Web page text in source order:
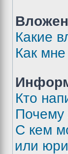
Какие
Как
Кто
Почему
С кем
или